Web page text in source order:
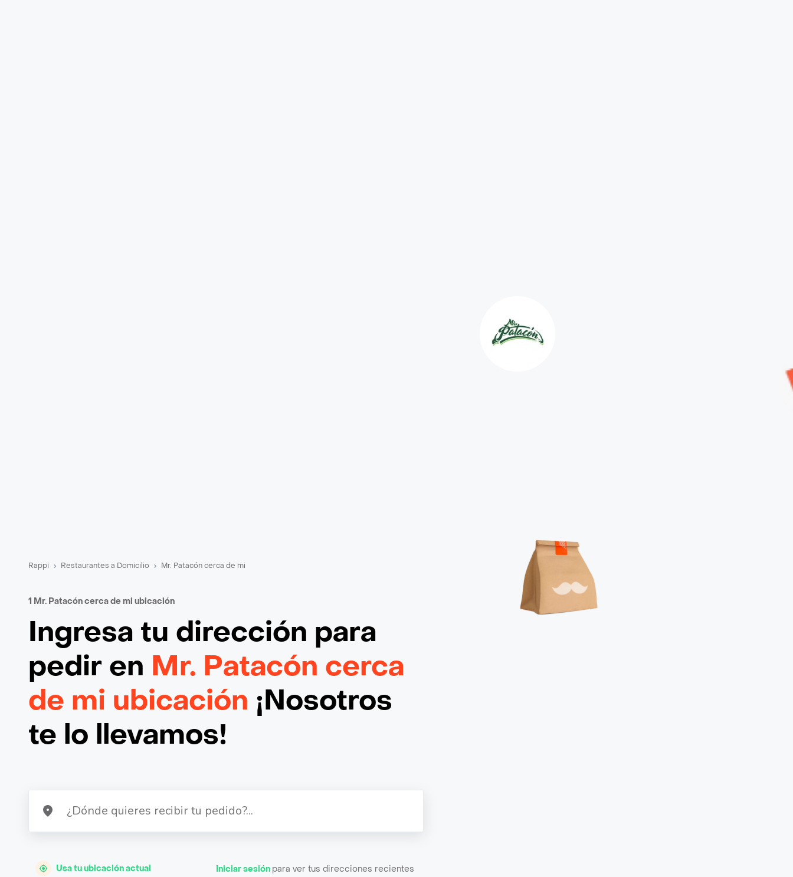
Rappi Restaurantes a Domicilio Mr. Patacón cerca de mi
1 Mr. Patacón cerca de mi ubicación
Ingresa tu dirección para
pedir en Mr. Patacón cerca
de mi ubicación ¡Nosotros
te lo llevamos!
Usa tu ubicación actual Iniciar sesión para ver tus direcciones recientes